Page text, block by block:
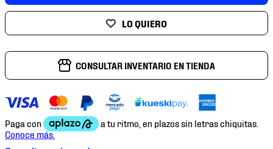
CONSULTAR INVENTARIO EN TIENDA